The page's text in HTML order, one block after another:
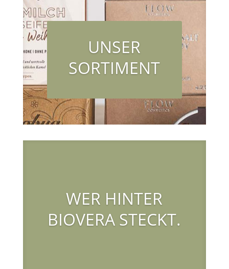
UNSER
SORTIMENT
WER HINTER
BIOVERA STECKT.